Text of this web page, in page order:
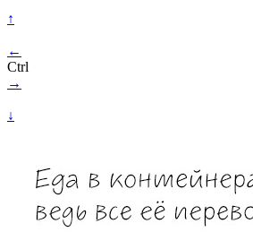
↑
←
Ctrl
→
↓